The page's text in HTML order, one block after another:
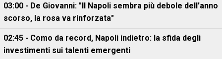
03:00 - De Giovanni: "Il Napoli sembra più debole dell'anno
scorso, la rosa va rinforzata"
02:45 - Como da record, Napoli indietro: la sfida degli
investimenti sui talenti emergenti